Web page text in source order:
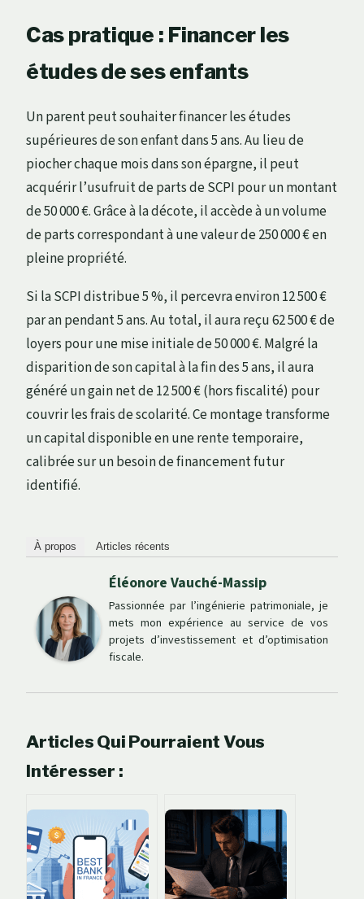
Cas pratique : Financer les
études de ses enfants
Un parent peut souhaiter financer les études
supérieures de son enfant dans 5 ans. Au lieu de
piocher chaque mois dans son épargne, il peut
acquérir l’usufruit de parts de SCPI pour un montant
de 50 000 €. Grâce à la décote, il accède à un volume
de parts correspondant à une valeur de 250 000 € en
pleine propriété.
Si la SCPI distribue 5 %, il percevra environ 12 500 €
par an pendant 5 ans. Au total, il aura reçu 62 500 € de
loyers pour une mise initiale de 50 000 €. Malgré la
disparition de son capital à la fin des 5 ans, il aura
généré un gain net de 12 500 € (hors fiscalité) pour
couvrir les frais de scolarité. Ce montage transforme
un capital disponible en une rente temporaire,
calibrée sur un besoin de financement futur
identifié.
À propos Articles récents
Éléonore Vauché-Massip
Passionnée par l’ingénierie patrimoniale, je
mets mon expérience au service de vos
projets d’investissement et d’optimisation
fiscale.
Articles Qui Pourraient Vous
Intéresser :